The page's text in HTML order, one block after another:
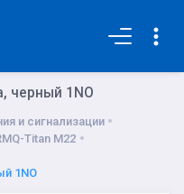
черный 1NO
и сигнализации
Titan M22
1NO